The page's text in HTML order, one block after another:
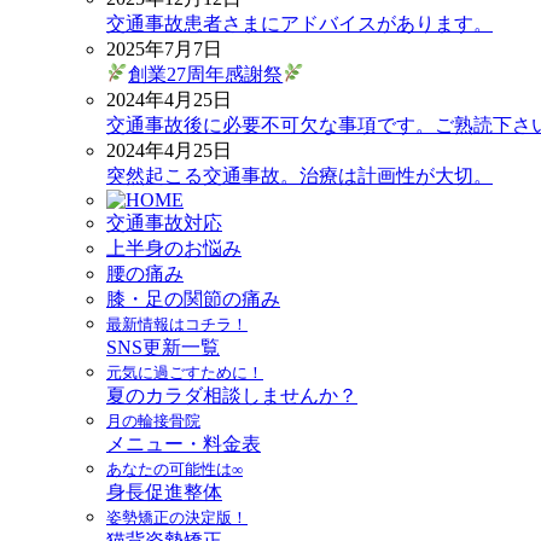
交通事故患者さまにアドバイスがあります。
2025年7月7日
創業27周年感謝祭
2024年4月25日
交通事故後に必要不可欠な事項です。ご熟読下さ
2024年4月25日
突然起こる交通事故。治療は計画性が大切。
交通事故対応
上半身のお悩み
腰の痛み
膝・足の関節の痛み
最新情報はコチラ！
SNS更新一覧
元気に過ごすために！
夏のカラダ相談しませんか？
月の輪接骨院
メニュー・料金表
あなたの可能性は∞
身長促進整体
姿勢矯正の決定版！